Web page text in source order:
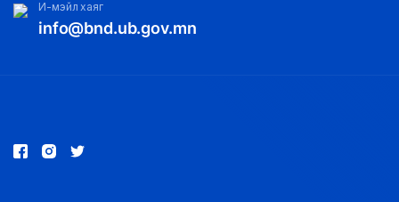
И-мэйл хаяг
info@bnd.ub.gov.mn